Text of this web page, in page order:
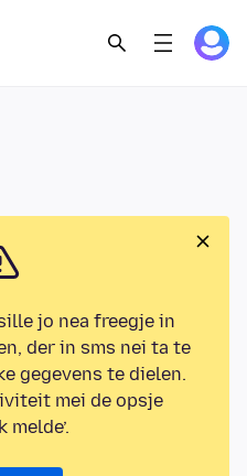
jo nea freegje in
der in sms nei ta te
gegevens te dielen.
mei de opsje
melde’.